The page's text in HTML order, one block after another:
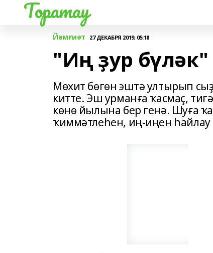
Торатау
Йәмғиәт 27 ДЕКАБРЯ 2019, 05:18
"Иң ҙур
Мөхит бөгөн эштә ултырып
китте. Эш урманға ҡасмаҫ,
көнө йылына бер генә. Шуға
ҡиммәтлеһен, иң-иңен